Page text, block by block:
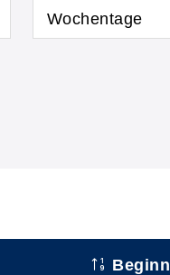
Wochentage
Beginn